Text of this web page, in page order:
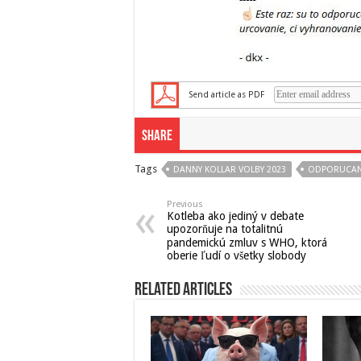
Send article as PDF
Share
Tags DANNY KOLLAR VOLBY 2023
Previous
Kotleba ako jediný v debate
upozorňuje na totalitnú
pandemickú zmluv s WHO, ktorá
oberie ľudí o všetky slobody
Related Articles